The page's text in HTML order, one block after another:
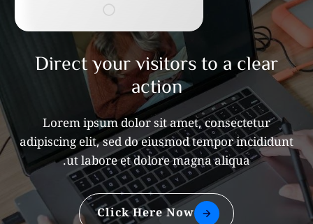
Direct your visitors to a clear
action
Lorem ipsum dolor sit amet, consectetur
adipiscing elit, sed do eiusmod tempor incididunt
ut labore et dolore magna aliqua.
Click Here Now